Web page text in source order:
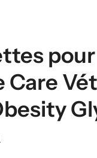
Care